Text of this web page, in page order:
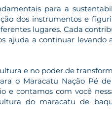
para a
dos instrumentos e
lugares. Cada
ajuda a continuar levando
e no poder de
o Maracatu Nação Pé de
e contamos com você
do maracatu de